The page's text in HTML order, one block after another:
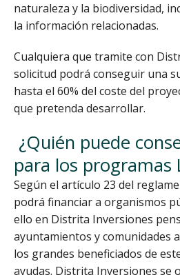
naturaleza y la biodiversidad,
la información relacionadas.
Cualquiera que tramite con
solicitud podrá conseguir una
hasta el 60% del coste del
que pretenda desarrollar.
¿Quién puede
para los programas
Según el artículo 23 del
podrá financiar a organismos
ello en Distrita Inversiones
ayuntamientos y comunidades
los grandes beneficiados de
ayudas. Distrita Inversiones se